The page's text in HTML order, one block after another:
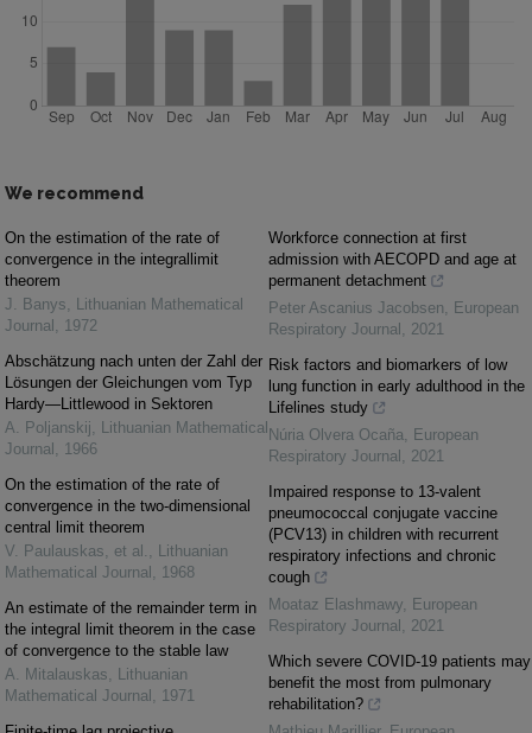
We recommend
On the estimation of the rate of
convergence in the integrallimit
theorem
J. Banys, Lithuanian Mathematical
Journal , 1972
Abschätzung nach unten der Zahl der
Lösungen der Gleichungen vom Typ
Hardy—Littlewood in Sektoren
A. Poljanskij, Lithuanian Mathematical
Journal , 1966
On the estimation of the rate of
convergence in the two-dimensional
central limit theorem
V. Paulauskas, et al. , Lithuanian
Mathematical Journal , 1968
An estimate of the remainder term in
the integral limit theorem in the case
of convergence to the stable law
A. Mitalauskas, Lithuanian
Mathematical Journal , 1971
Workforce connection at first
admission with AECOPD and age at
permanent detachment
Peter Ascanius Jacobsen, European
Respiratory Journal , 2021
Risk factors and biomarkers of low
lung function in early adulthood in the
Lifelines study
Núria Olvera Ocaña, European
Respiratory Journal , 2021
Impaired response to 13-valent
pneumococcal conjugate vaccine
(PCV13) in children with recurrent
respiratory infections and chronic
cough
Moataz Elashmawy, European
Respiratory Journal , 2021
Which severe COVID-19 patients may
benefit the most from pulmonary
rehabilitation?